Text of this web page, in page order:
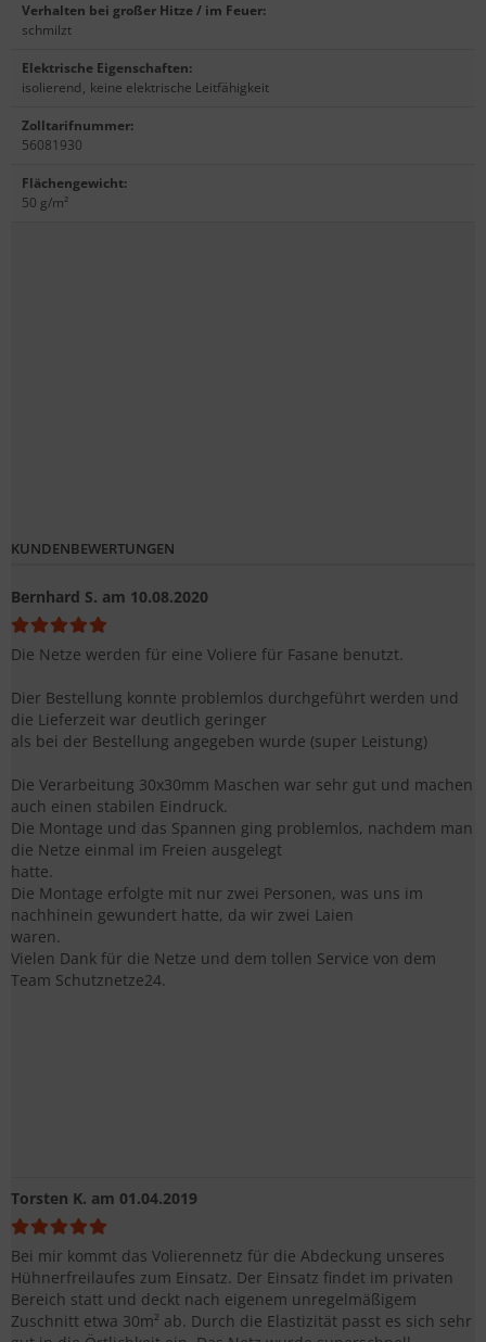
Verhalten bei großer Hitze / im Feuer:
schmilzt
Elektrische Eigenschaften:
isolierend, keine elektrische Leitfähigkeit
Zolltarifnummer:
56081930
Flächengewicht:
50 g/m²
KUNDENBEWERTUNGEN
Bernhard S. am 10.08.2020
Die Netze werden für eine Voliere für Fasane benutzt.
Dier Bestellung konnte problemlos durchgeführt werden und
die Lieferzeit war deutlich geringer
als bei der Bestellung angegeben wurde (super Leistung)
Die Verarbeitung 30x30mm Maschen war sehr gut und machen
auch einen stabilen Eindruck.
Die Montage und das Spannen ging problemlos, nachdem man
die Netze einmal im Freien ausgelegt
hatte.
Die Montage erfolgte mit nur zwei Personen, was uns im
nachhinein gewundert hatte, da wir zwei Laien
waren.
Vielen Dank für die Netze und dem tollen Service von dem
Team Schutznetze24.
Torsten K. am 01.04.2019
Bei mir kommt das Volierennetz für die Abdeckung unseres
Hühnerfreilaufes zum Einsatz. Der Einsatz findet im privaten
Bereich statt und deckt nach eigenem unregelmäßigem
Zuschnitt etwa 30m² ab. Durch die Elastizität passt es sich sehr